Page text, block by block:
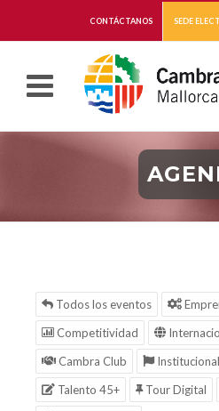
CONTÁCTANOS SEDE
Todos los eventos
Competitividad
Cambra Club
Institucional
Talento 45+
Tour Digital